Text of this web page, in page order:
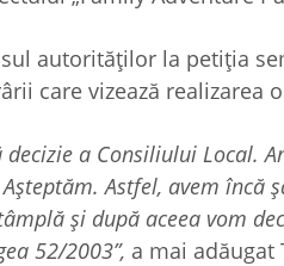
autorităților la petiția
care vizează realizarea
a Consiliului Local.
Astfel, avem încă
și după aceea vom
52/2003”, a mai adăugat